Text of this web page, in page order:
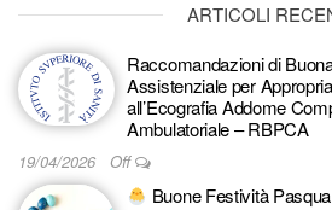
ARTICOLI
Raccomandazioni di
Assistenziale per
all’Ecografia Addome
Ambulatoriale – RBPCA
19/04/2026 Off
Buone Festività